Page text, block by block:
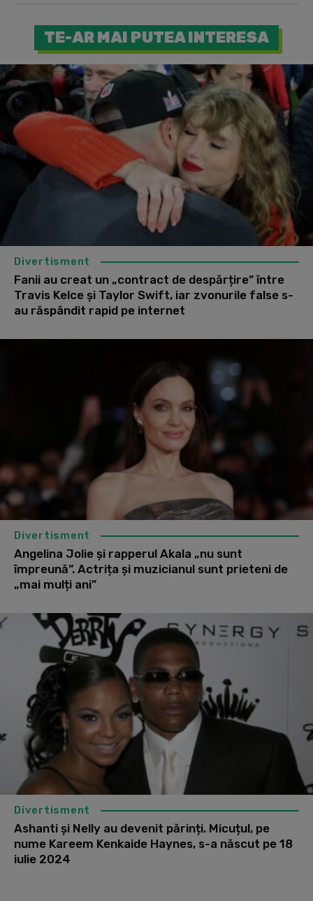
TE-AR MAI PUTEA INTERESA
Divertisment
Fanii au creat un „contract de despărțire” între
Travis Kelce și Taylor Swift, iar zvonurile false s-
au răspândit rapid pe internet
Divertisment
Angelina Jolie și rapperul Akala „nu sunt
împreună”. Actrița și muzicianul sunt prieteni de
„mai mulți ani”
Divertisment
Ashanti și Nelly au devenit părinți. Micuțul, pe
nume Kareem Kenkaide Haynes, s-a născut pe 18
iulie 2024